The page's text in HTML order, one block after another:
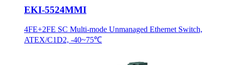
EKI-5524MMI
4FE+2FE SC Multi-mode Unmanaged Ethernet Switch,
ATEX/C1D2, -40~75℃